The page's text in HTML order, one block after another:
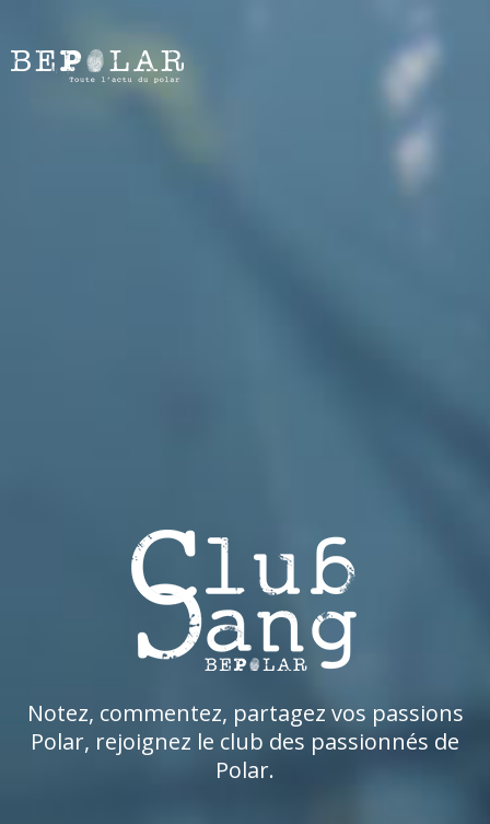
Notez, commentez, partagez vos passions
Polar, rejoignez le club des passionnés de
Polar.